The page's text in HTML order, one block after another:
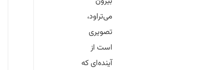
می‌تراود،
تصویری
است از
آینده‌ای که